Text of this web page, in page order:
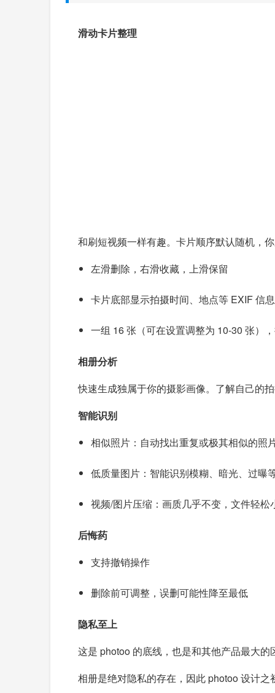
滑动卡片整理
和刷短视频一样有趣。卡片顺序默认随机，
左滑删除，右滑收藏，上滑保留
卡片底部显示拍摄时间、地点等 EXIF 信
一组 16 张（可在设置调整为 10-30 张）
相册分析
快速生成独属于你的摄影画像。了解自己的
智能识别
相似照片：自动找出重复或极其相似的照
低质量图片：智能识别模糊、暗光、过曝
视频/图片压缩：画质几乎不变，文件轻松
后悔药
支持撤销操作
删除前可调整，误删可能性降至最低
隐私至上
这是 photoo 的底线，也是和其他产品最大的
相册是绝对隐私的存在，因此 photoo 设计